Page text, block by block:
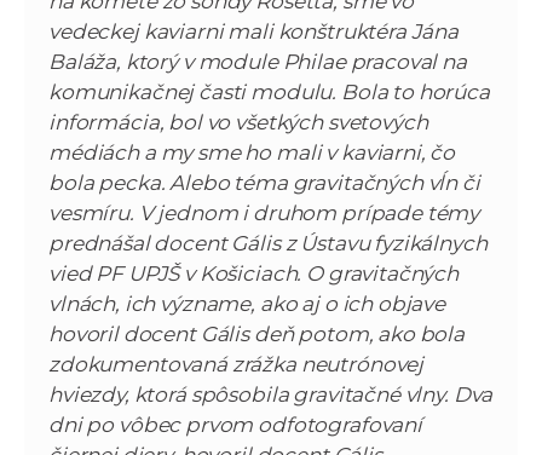
vedeckej kaviarni mali konštruktéra Jána
Baláža, ktorý v module Philae pracoval na
komunikačnej časti modulu. Bola to horúca
informácia, bol vo všetkých svetových
médiách a my sme ho mali v kaviarni, čo
bola pecka. Alebo téma gravitačných vĺn či
vesmíru. V jednom i druhom prípade témy
prednášal docent Gális z Ústavu fyzikálnych
vied PF UPJŠ v Košiciach. O gravitačných
vlnách, ich význame, ako aj o ich objave
hovoril docent Gális deň potom, ako bola
zdokumentovaná zrážka neutrónovej
hviezdy, ktorá spôsobila gravitačné vlny. Dva
dni po vôbec prvom odfotografovaní